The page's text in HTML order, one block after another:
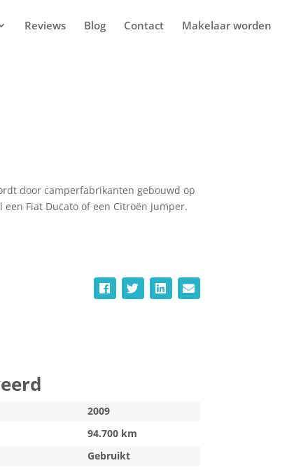
Reviews Blog Contact Makelaar worden
door camperfabrikanten gebouwd op
Fiat Ducato of een Citroën Jumper.
2009
94.700 km
Gebruikt